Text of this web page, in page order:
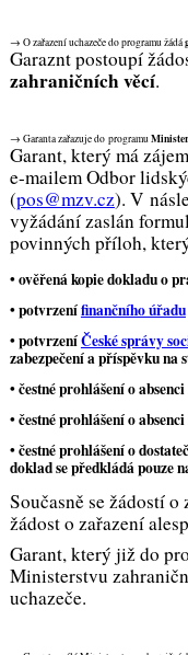
→ O zařazení uchazeče do programu žádá
Garaznt postoupí
zahraničních věcí.
→ Garanta zařazuje do programu
Garant, který má
e-mailem Odbor
(pos@mzv.cz). V
vyžádání zaslán
povinných příloh,
• ověřená kopie dokladu o
• potvrzenífinančního úřadu
• potvrzeníČeské správy
zabezpečení a příspěvku na
• čestné prohlášení o
• čestné prohlášení o
• čestné prohlášení o
doklad se předkládá pouze
Současně se žádostí
žádost o zařazení
Garant, který již do
Ministerstvu
uchazeče.